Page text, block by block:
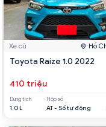
Xe cũ Hồ
Toyota Raize 1.0 2022
410 triệu
Dung tích
1.0 L
Hộp số
AT - Số tự động